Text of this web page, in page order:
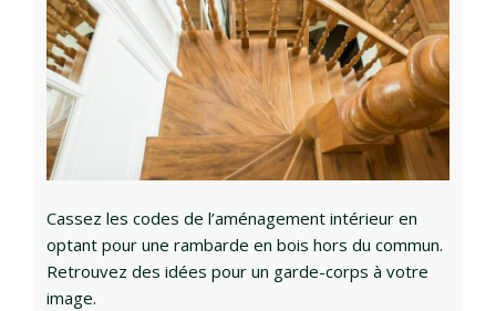
Cassez les codes de l’aménagement intérieur en
optant pour une rambarde en bois hors du commun.
Retrouvez des idées pour un garde-corps à votre
image.